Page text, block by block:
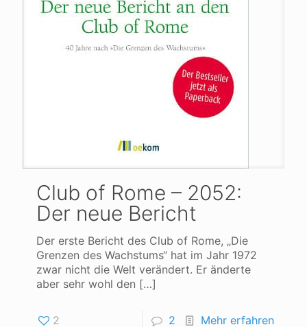
Club of Rome – 2052:
Der neue Bericht
Der erste Bericht des Club of Rome, „Die
Grenzen des Wachstums“ hat im Jahr 1972
zwar nicht die Welt verändert. Er änderte
aber sehr wohl den […]
2 2 Mehr erfahren